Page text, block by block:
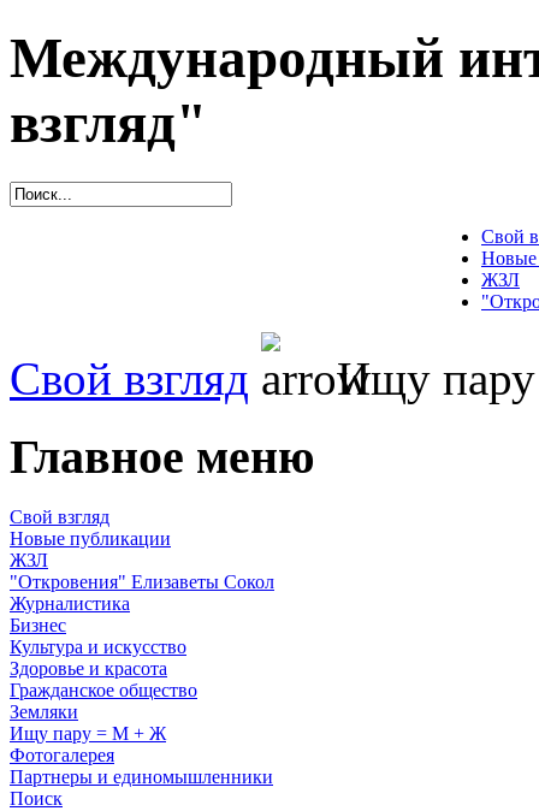
Международный
взгляд"
Свой
Новые
ЖЗЛ
Свой взгляд Ищу
Главное меню
Свой взгляд
Новые публикации
ЖЗЛ
"Откровения" Елизаветы Сокол
Журналистика
Бизнес
Культура и искусство
Здоровье и красота
Гражданское общество
Земляки
Ищу пару = М + Ж
Фотогалерея
Партнеры и единомышленники
Поиск